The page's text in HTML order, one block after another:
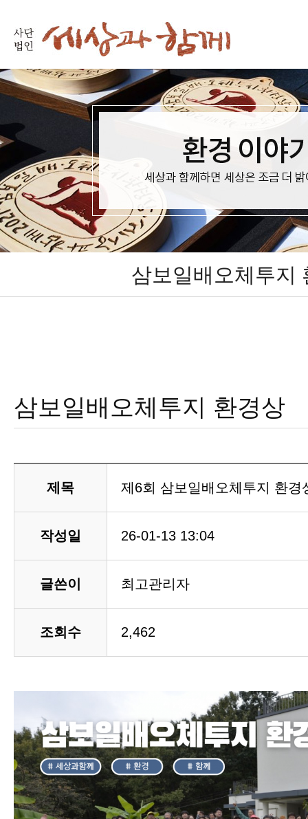
삼보일배오체투지
삼보일배오체투지 환경상
제목 제6회 삼보일배오체투지 환경
작성일 26-01-13 13:04
글쓴이 최고관리자
조회수 2,462